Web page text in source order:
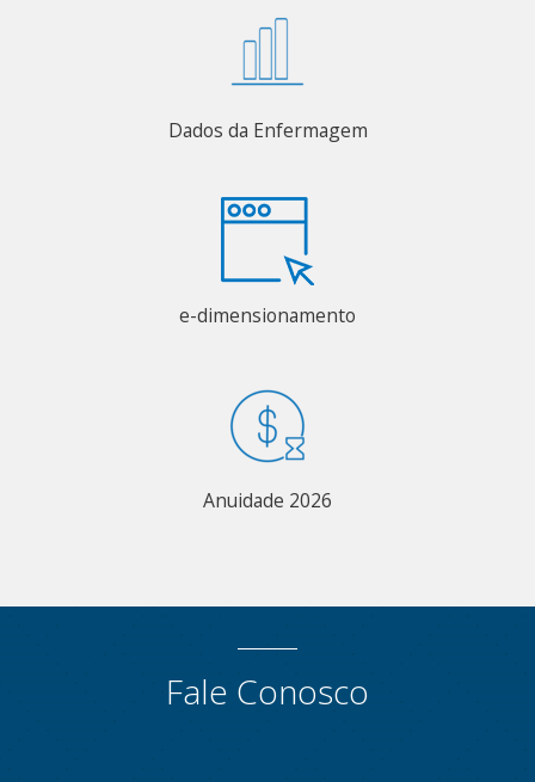
Dados da Enfermagem
e-dimensionamento
Anuidade 2026
Fale Conosco